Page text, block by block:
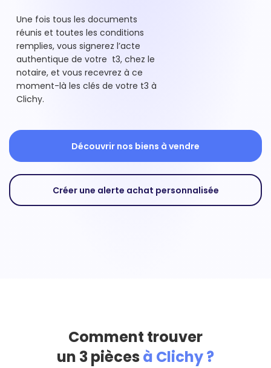
Une fois tous les documents
réunis et toutes les conditions
remplies, vous signerez l’acte
authentique de votre t3, chez le
notaire, et vous recevrez à ce
moment-là les clés de votre t3 à
Clichy.
Découvrir nos biens à vendre
Créer une alerte achat personnalisée
Comment trouver
un 3 pièces à Clichy ?